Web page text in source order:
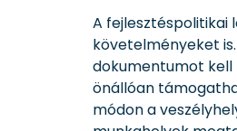
A
követelményeket
dokumentumot kell
önállóan
módon a